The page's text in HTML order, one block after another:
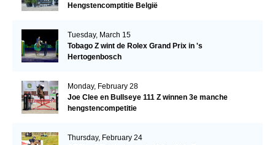
Hengstencomptitie België
Tuesday, March 15
Tobago Z wint de Rolex Grand Prix in 's
Hertogenbosch
Monday, February 28
Joe Clee en Bullseye 111 Z winnen 3e manche
hengstencompetitie
Thursday, February 24